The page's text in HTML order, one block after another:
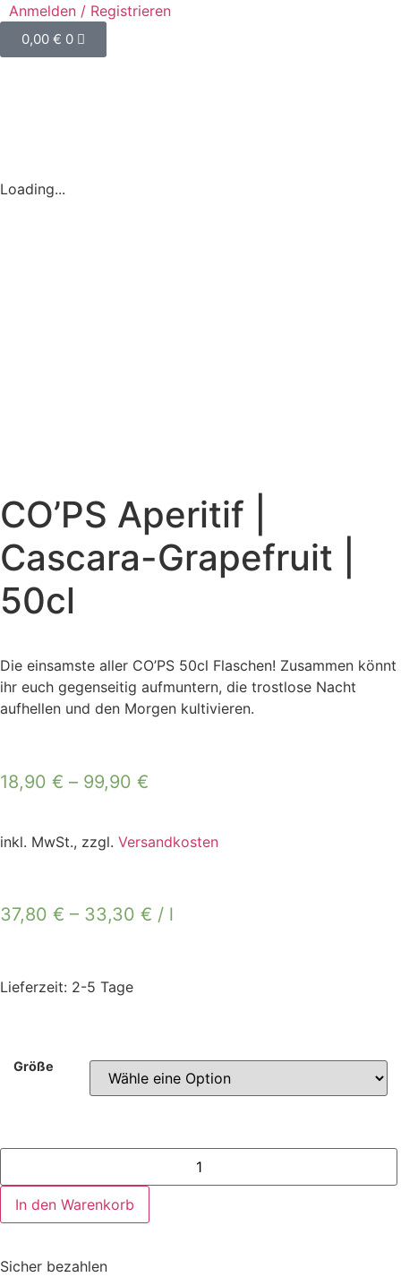
Anmelden / Registrieren
0,00 € 0
Loading...
CO’PS Aperitif |
Cascara-Grapefruit |
50cl
Die einsamste aller CO’PS 50cl Flaschen! Zusammen könnt
ihr euch gegenseitig aufmuntern, die trostlose Nacht
aufhellen und den Morgen kultivieren.
18,90 € – 99,90 €
inkl. MwSt., zzgl. Versandkosten
37,80 € – 33,30 € / l
Lieferzeit: 2-5 Tage
Größe
In den Warenkorb
Sicher bezahlen